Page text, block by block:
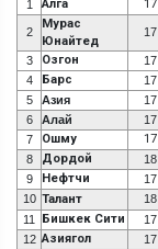
1
Алга 17
2
Мурас
Юнайтед
17
3 Озгон 17
4 Барс 17
5 Азия 17
6
Алай 17
7
Ошму 17
8 Дордой 18
9 Нефтчи 17
10 Талант 18
11
Бишкек Сити 17
12 Азиягол 17